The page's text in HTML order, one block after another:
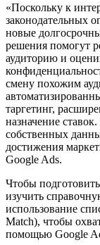
«Поскольку к
законодательных
новые
решения помогут
аудиторию и
смену похожим
таргетинг,
назначение
собственных
достижения
Google Ads.
Чтобы
изучить
использование
Match), чтобы
помощью Google